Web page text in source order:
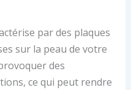
par des plaques
sur la peau de votre
des
ce qui peut rendre